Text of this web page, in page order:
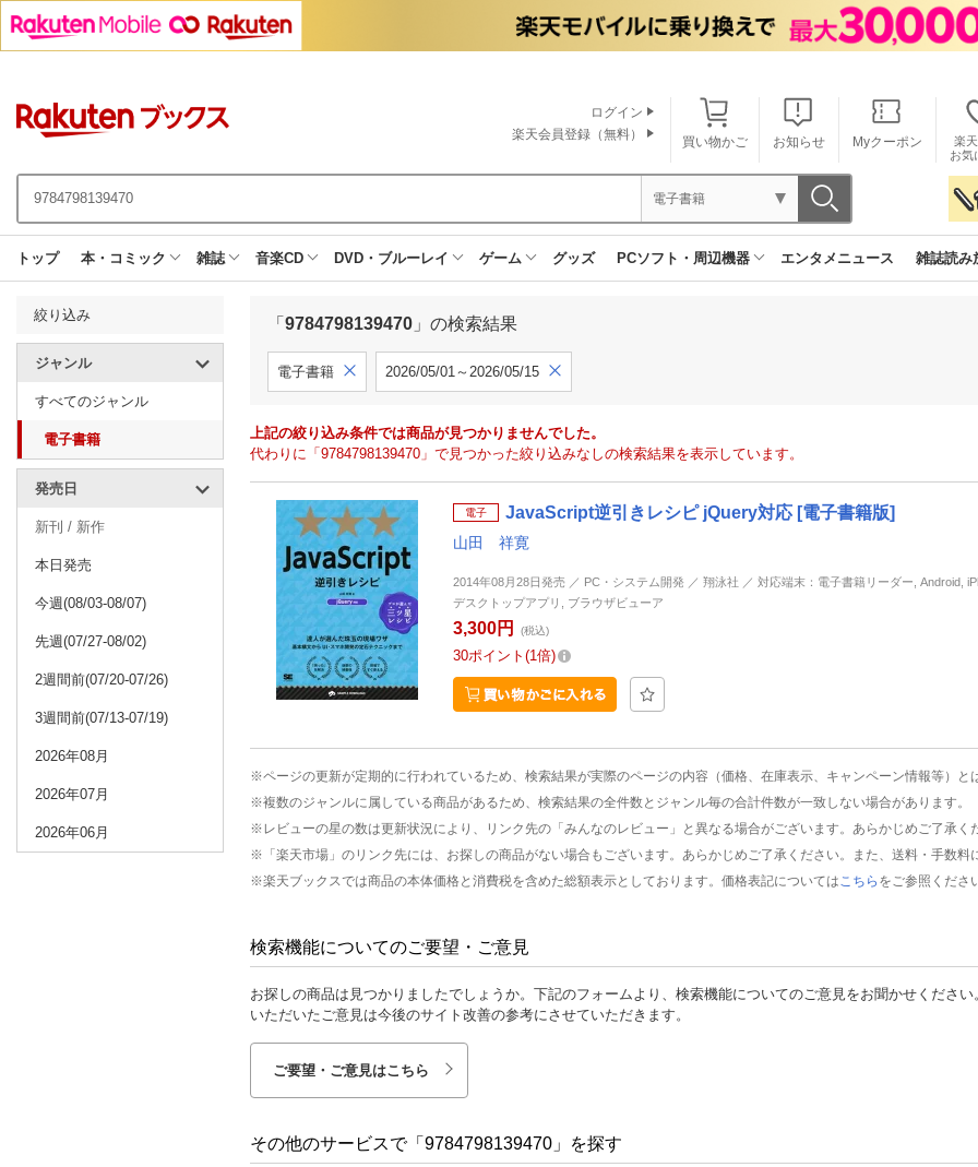
買い物かご お知らせ Myクーポン
楽
お気
ログイン
楽天会員登録（無料）
電子書籍
トップ 本・コミック 雑誌 音楽CD DVD・ブルーレイ ゲーム グッズ PCソフト・周辺機器 エンタメニュース 雑誌読み
絞り込み
ジャンル
すべてのジャンル
電子書籍
発売日
新刊 / 新作
本日発売
今週(08/03-08/07)
先週(07/27-08/02)
2週間前(07/20-07/26)
3週間前(07/13-07/19)
2026年08月
2026年07月
2026年06月
「 9784798139470 」の検索結果
電子書籍 2026/05/01～2026/05/15
上記の絞り込み条件では商品が見つかりませんでした。
代わりに「9784798139470」で見つかった絞り込みなしの検索結果を表示しています。
電子 JavaScript逆引きレシピ jQuery対応 [電子書籍版]
山田 祥寛
2014年08月28日発売 ／ PC・システム開発 ／ 翔泳社 ／ 対応端末：電子書籍リーダー, Android,
デスクトップアプリ, ブラウザビューア
3,300円 (税込)
30ポイント 1倍
※ページの更新が定期的に行われているため、検索結果が実際のページの内容（価格、在庫表示、キャンペーン情報等）と
※複数のジャンルに属している商品があるため、検索結果の全件数とジャンル毎の合計件数が一致しない場合があります。
※レビューの星の数は更新状況により、リンク先の「みんなのレビュー」と異なる場合がございます。あらかじめご了承く
※「楽天市場」のリンク先には、お探しの商品がない場合もございます。あらかじめご了承ください。また、送料・手数料
※楽天ブックスでは商品の本体価格と消費税を含めた総額表示としております。価格表記については こちら をご参照くださ
検索機能についてのご要望・ご意見
お探しの商品は見つかりましたでしょうか。下記のフォームより、検索機能についてのご意見をお聞かせください
いただいたご意見は今後のサイト改善の参考にさせていただきます。
ご要望・ご意見はこちら
その他のサービスで「9784798139470」を探す